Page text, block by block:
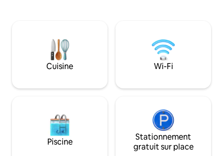
des toilettes attenantes. Le chalet à
ossature en A est situé à 20 minutes en
voiture de Fagu (sur la route nationale).
C'est une propriété accessible en
travers une forêt, mais un peu inégal.
votre usage
situé sur une
vous permet de
imprenable sur
puisse voir à
Cuisine Wi-Fi
Piscine
Stationnement
gratuit sur place